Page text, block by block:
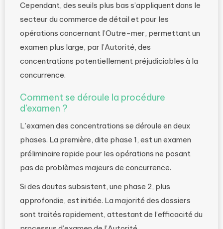
Cependant, des seuils plus bas s’appliquent dans le
secteur du commerce de détail et pour les
opérations concernant l’Outre-mer, permettant un
examen plus large, par l’Autorité, des
concentrations potentiellement préjudiciables à la
concurrence.
Comment se déroule la procédure
d’examen ?
L’examen des concentrations se déroule en deux
phases. La première, dite phase 1, est un examen
préliminaire rapide pour les opérations ne posant
pas de problèmes majeurs de concurrence.
Si des doutes subsistent, une phase 2, plus
approfondie, est initiée. La majorité des dossiers
sont traités rapidement, attestant de l’efficacité du